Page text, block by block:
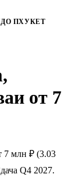
ПХУКЕТ
от 7
7 млн ₽ (3.03
Q4 2027.